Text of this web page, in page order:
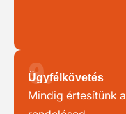
9.
Ügyfélkövetés
Mindig értesítünk a